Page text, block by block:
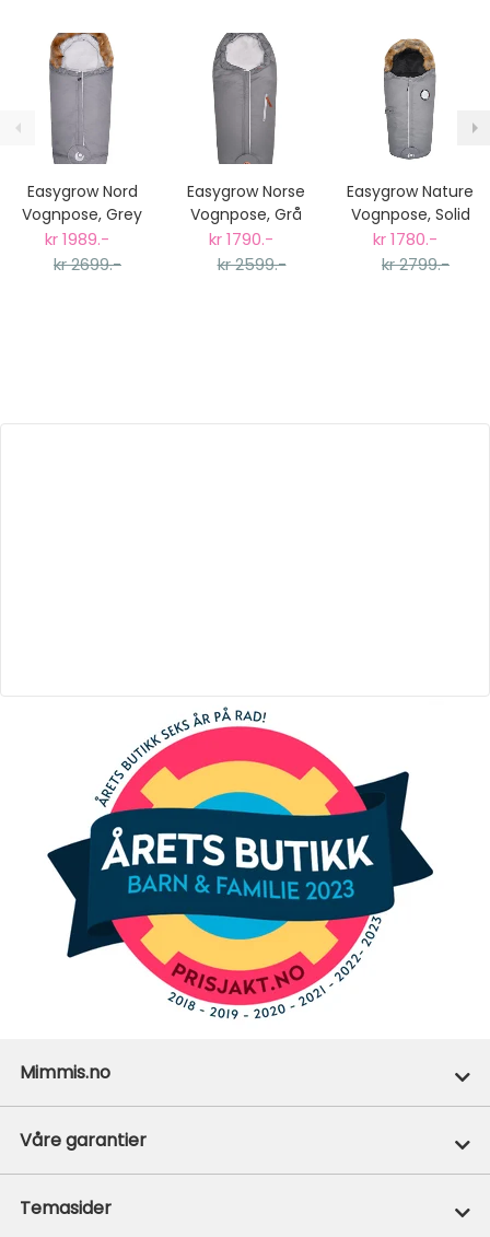
Easygrow Nord
Vognpose, Grey
Dunpose
kr 1989.-
kr 2699.-
Easygrow Norse
Vognpose, Grå
Dunpose
kr 1790.-
kr 2599.-
Easygrow Nature
Vognpose, Solid
Grey Dunpose
kr 1780.-
kr 2799.-
Mimmis.no
Ofte stilte spørsmål
Vår miljøpolicy
Våre garantier
Temasider